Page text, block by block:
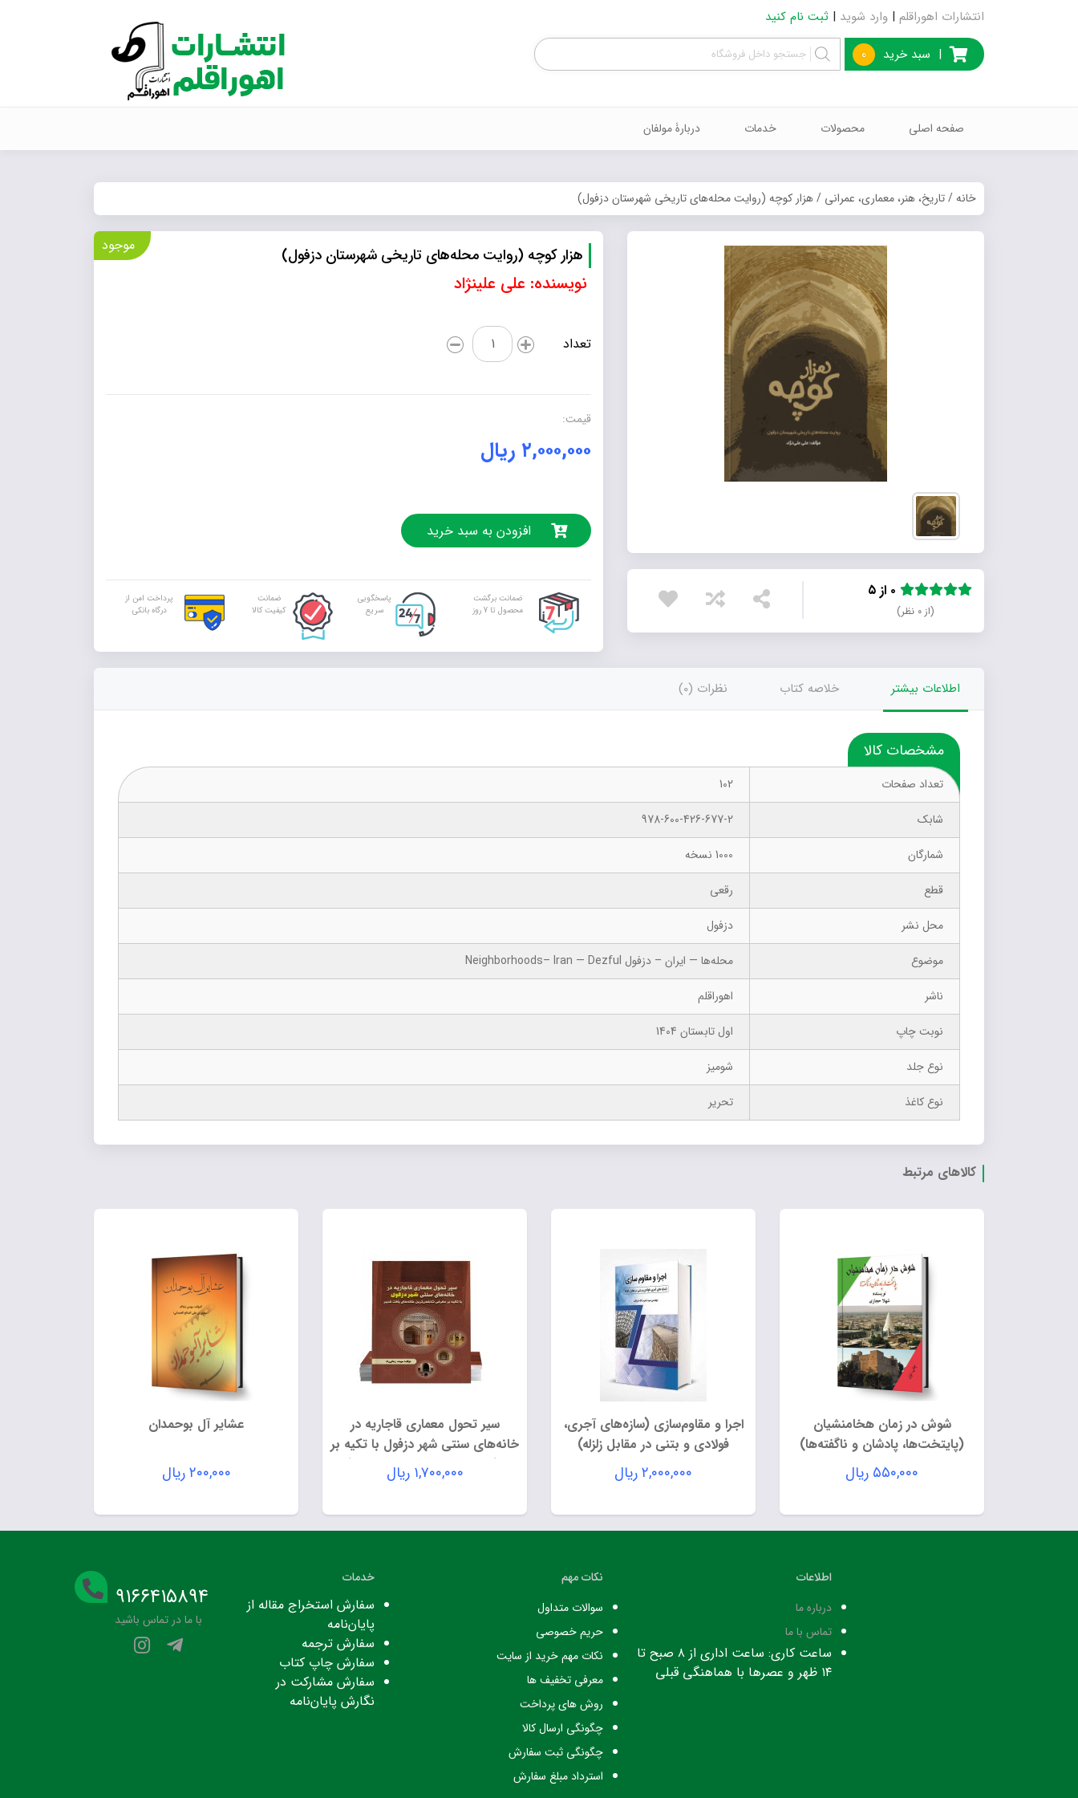
انتشارات اهوراقلم | وارد شوید | ثبت نام کنید
| سبد خرید 0
Products
search
صفحه اصلی محصولات خدمات دربارۀ مولفان
خانه/تاریخ، هنر، معماری، عمرانی / هزار کوچه (روایت محله‌های تاریخی شهرستان دزفول)
(از ۰ نظر)
موجود هزار کوچه (روایت محله‌های تاریخی شهرستان دزفول)
نویسنده: علی علی­نژاد
تعداد
هزار
کوچه
محله‌های
دزفول)
عدد
قیمت:
۲,۰۰۰,۰۰۰ ریال
افزودن به سبد خرید
ضمانت برگشت
محصول تا 7 روز
پاسخگویی
سریع
ضمانت
کیفیت کالا
پرداخت امن از
درگاه بانکی
اطلاعات بیشتر خلاصه کتاب نظرات (0)
مشخصات کالا
تعداد صفحات
102
شابک
978-600-426-677-2
شمارگان
1000 نسخه
قطع
رقعی
محل نشر
دزفول
موضوع
محله‌ها — ایران – دزفول Neighborhoods– Iran — Dezful
ناشر
اهوراقلم
نوبت چاپ
اول تابستان 1404
نوع جلد
شومیز
نوع کاغذ
تحریر
کالاهای مرتبط
شوش در زمان هخامنشیان
(پایتخت‌ها، پادشان و ناگفته‌ها)
۵۵۰,۰۰۰ ریال
اجرا و مقاوم‌سازی (سازه‌های آجری،
فولادی و بتنی در مقابل زلزله)
۲,۰۰۰,۰۰۰ریال
سیر تحول معماری قاجاریه در
خانه‌های سنتی شهر دزفول با تکیه بر
معرفی شاخص‌ترین خانه‌های بافت
قدیم
۱,۷۰۰,۰۰۰ ریال
عشایر آل بوحمدان
۲۰۰,۰۰۰ریال
اطلاعات
درباره ما
تماس با ما
ساعت کاری: ساعت اداری از ۸ صبح تا
۱۴ ظهر و عصرها با هماهنگی قبلی
نکات مهم
سوالات متداول
حریم خصوصی
نکات مهم خرید از سایت
معرفی تخفیف ها
روش های پرداخت
چگونگی ارسال کالا
چگونگی ثبت سفارش
استرداد مبلغ سفارش
خدمات
سفارش استخراج مقاله از
پایان‌نامه
سفارش ترجمه
سفارش چاپ کتاب
سفارش مشارکت در
نگارش پایان‌نامه
۹۱۶۶۴۱۵۸۹۴
با ما در تماس باشید